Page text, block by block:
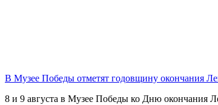
В Музее Победы отметят годовщину окончания
8 и 9 августа в Музее Победы ко Дню окончания